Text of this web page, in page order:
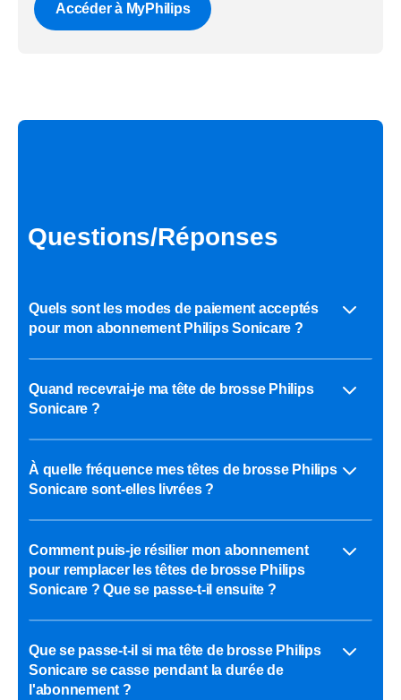
Accéder à MyPhilips
Questions/Réponses
Quels sont les modes de paiement acceptés
pour mon abonnement Philips Sonicare ?
Quand recevrai-je ma tête de brosse Philips
Sonicare ?
À quelle fréquence mes têtes de brosse Philips
Sonicare sont-elles livrées ?
Comment puis-je résilier mon abonnement
pour remplacer les têtes de brosse Philips
Sonicare ? Que se passe-t-il ensuite ?
Que se passe-t-il si ma tête de brosse Philips
Sonicare se casse pendant la durée de
l'abonnement ?